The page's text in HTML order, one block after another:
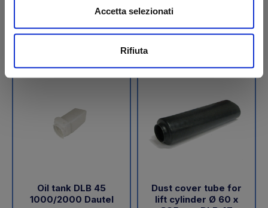
Accetta selezionati
Rifiuta
To order
Buy Buy
Oil tank DLB 45
1000/2000 Dautel
Dust cover tube for
lift cylinder Ø 60 x